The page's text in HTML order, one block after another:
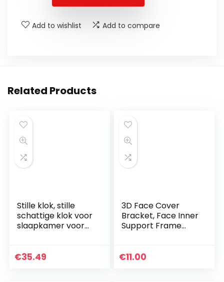
Add to wishlist Add to compare
Related Products
Stille klok, stille
schattige klok voor
slaapkamer voor
€35.49
3D Face Cover
Bracket, Face Inner
Support Frame
Saver Zachte
€11.00